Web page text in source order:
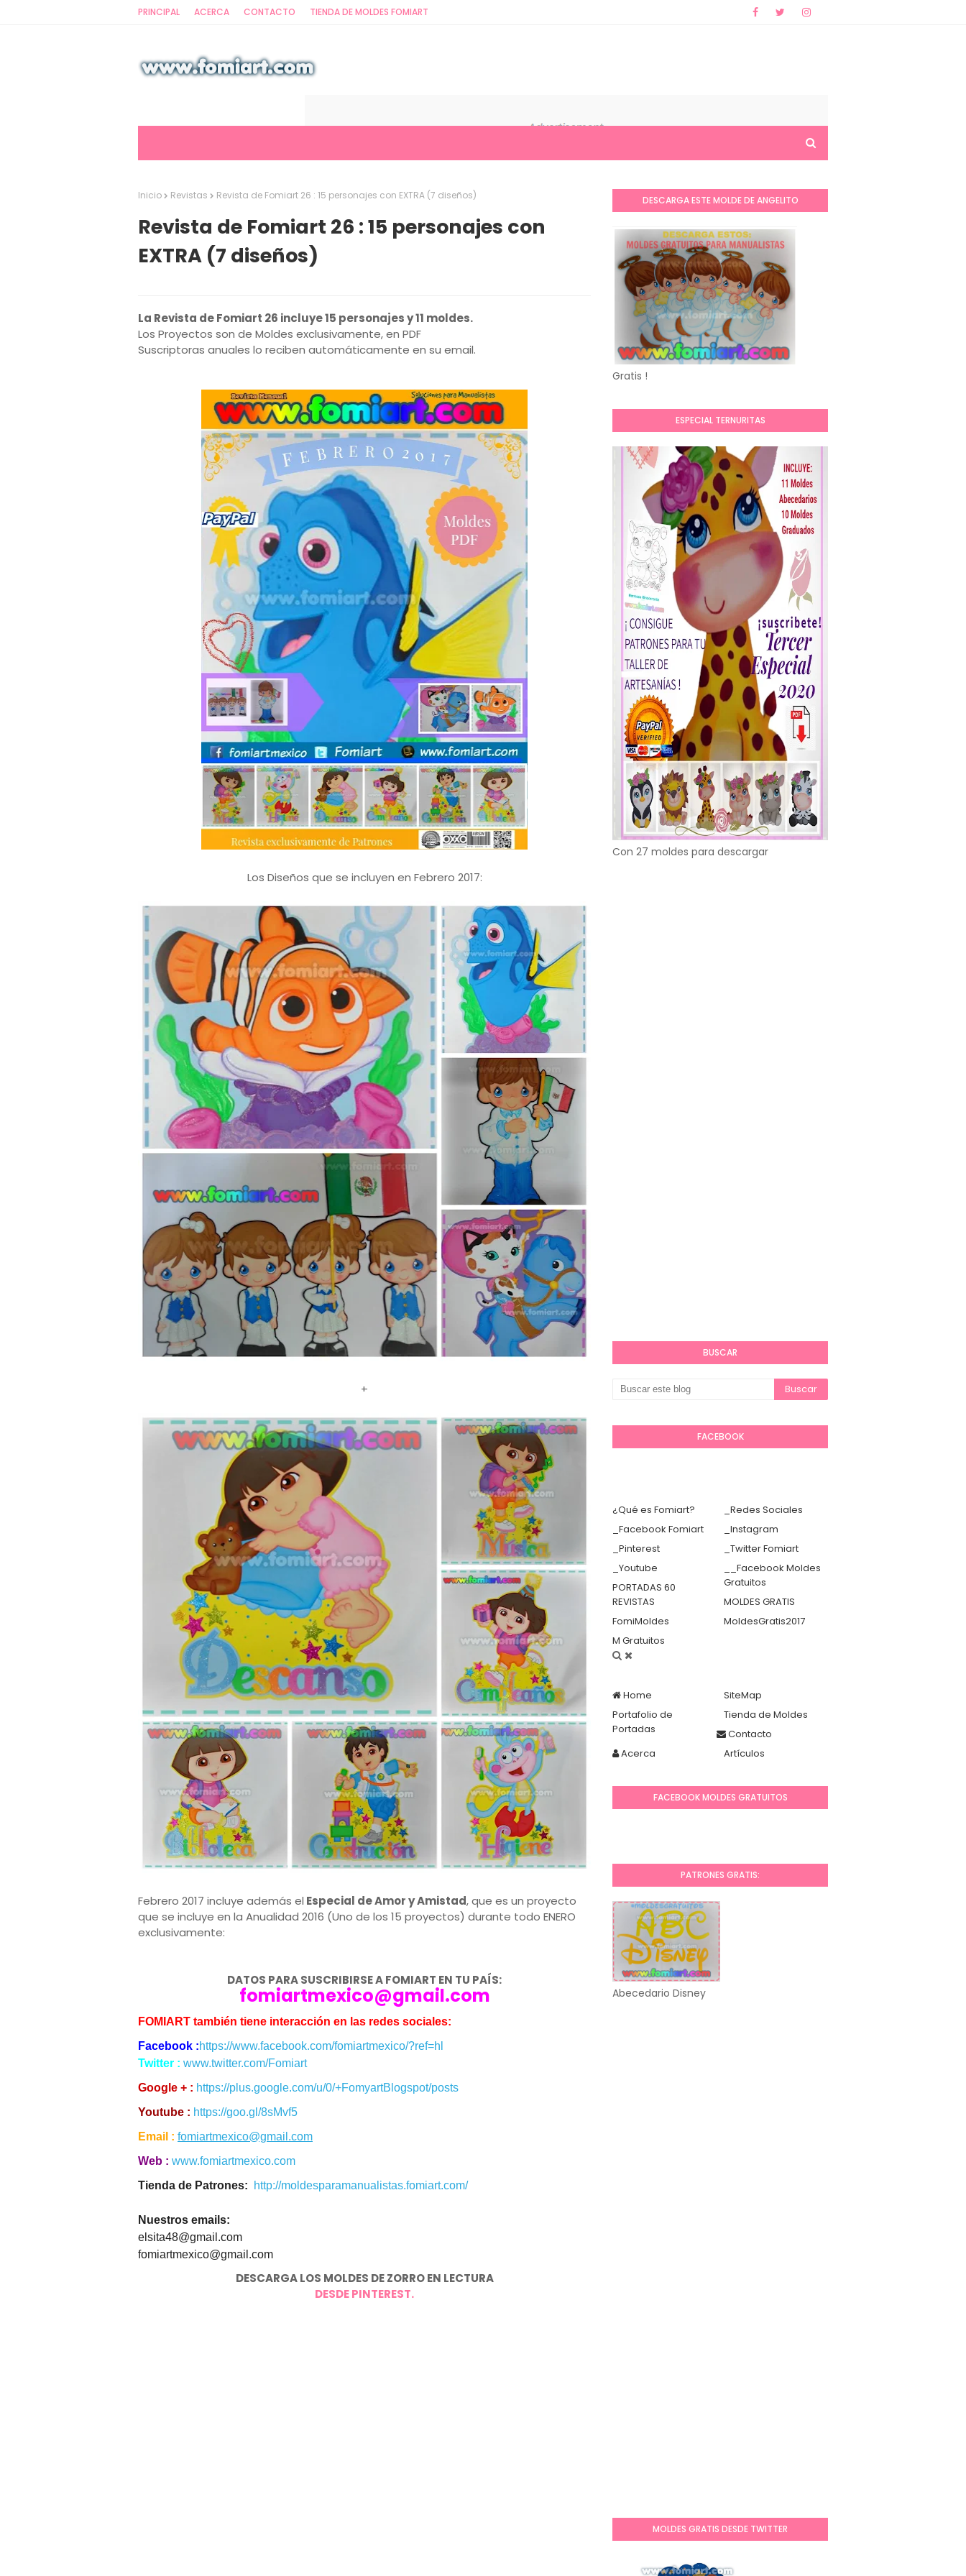
PRINCIPAL ACERCA CONTACTO TIENDA DE MOLDES FOMIART
Inicio Revistas Revista de Fomiart 26 : 15 personajes con EXTRA (7 diseños)
Revista de Fomiart 26 : 15 personajes con
EXTRA (7 diseños)
La Revista de Fomiart 26 incluye 15 personajes y 11 moldes.
Los Proyectos son de Moldes exclusivamente, en PDF
Suscriptoras anuales lo reciben automáticamente en su email.
Los Diseños que se incluyen en Febrero 2017:
+
Febrero 2017 incluye además el Especial de Amor y Amistad, que es un proyecto
que se incluye en la Anualidad 2016 (Uno de los 15 proyectos) durante todo ENERO
exclusivamente:
DATOS PARA SUSCRIBIRSE A FOMIART EN TU PAÍS:
fomiartmexico@gmail.com
FOMIART también tiene interacción en las redes sociales:
Facebook :https://www.facebook.com/fomiartmexico/?ref=hl
Twitter : www.twitter.com/Fomiart
Google + : https://plus.google.com/u/0/+FomyartBlogspot/posts
Youtube : https://goo.gl/8sMvf5
Email : fomiartmexico@gmail.com
Web : www.fomiartmexico.com
Tienda de Patrones:
http://moldesparamanualistas.fomiart.com/
Nuestros emails:
elsita48@gmail.com
fomiartmexico@gmail.com
DESCARGA LOS MOLDES DE ZORRO EN LECTURA
DESDE PINTEREST.
DESCARGA ESTE MOLDE DE ANGELITO
Gratis !
ESPECIAL TERNURITAS
Con 27 moldes para descargar
BUSCAR
FACEBOOK
¿Qué es Fomiart?
_Redes Sociales
_Facebook Fomiart
_Instagram
_Pinterest
_Twitter Fomiart
_Youtube
__Facebook Moldes
Gratuitos
PORTADAS 60
REVISTAS
MOLDES GRATIS
FomiMoldes
MoldesGratis2017
M Gratuitos
Home
SiteMap
Portafolio de
Portadas
Tienda de Moldes
Contacto
Artículos
Acerca
FACEBOOK MOLDES GRATUITOS
PATRONES GRATIS:
Abecedario Disney
MOLDES GRATIS DESDE TWITTER